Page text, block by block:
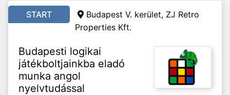
START
Budapest V. kerület, ZJ Retro
Properties Kft.
Budapesti logikai
játékboltjainkba eladó
munka angol
nyelvtudással